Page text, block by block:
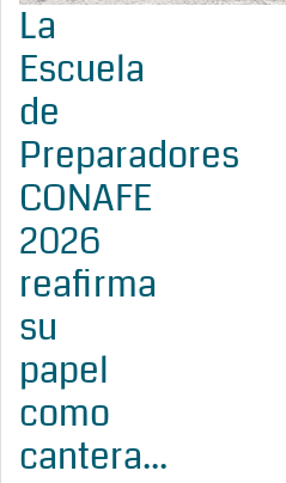
La
Escuela
de
Preparadores
CONAFE
2026
reafirma
su
papel
como
cantera...